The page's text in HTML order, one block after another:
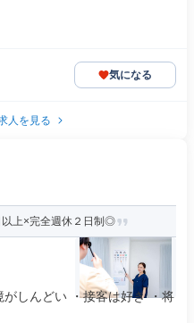
気になる
人を見る
以上×完全週休２日制◎
しんどい ・接客は好き ・将